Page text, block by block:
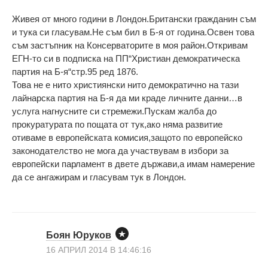
Живея от много години в Лондон.Британски гражданин съм
и тука си гласувам.Не съм бил в Б-я от година.Освен това
съм застъпник на Консерваторите в моя район.Откривам
ЕГН-то си в подписка на ПП“Христиан демократическа
партия на Б-я“стр.95 ред 1876.
Това не е нито християнски нито демократично на тази
лайнарска партия на Б-я да ми краде личните данни…в
услуга нагнусните си стремежи.Пускам жалба до
прокуратурата по пощата от тук,ако няма развитие
отиваме в европейската комисия,защото по европейско
законодателство не мога да участвувам в избори за
европейски парламент в двете държави,а имам намерение
да се ангажирам и гласувам тук в Лондон.
Боян Юруков
16 АПРИЛ 2014 В 14:46:16